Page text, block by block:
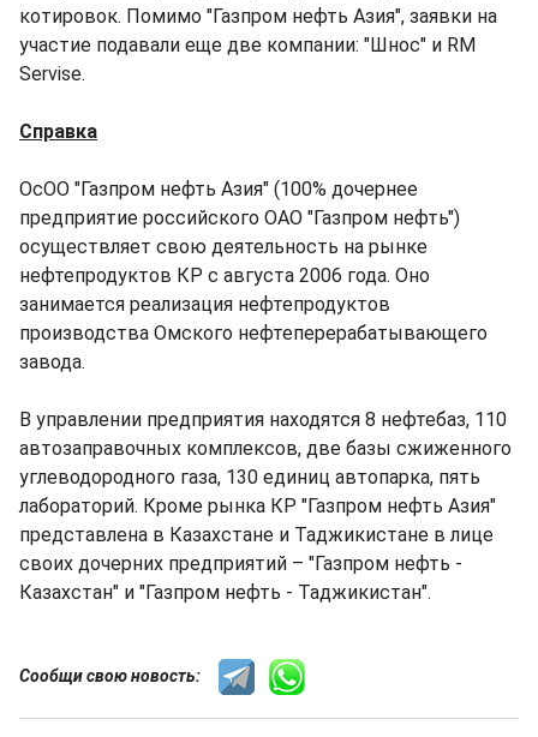
котировок. Помимо "Газпром нефть Азия", заявки на
участие подавали еще две компании: "Шнос" и RM
Servise.
Справка
ОсОО "Газпром нефть Азия" (100% дочернее
предприятие российского ОАО "Газпром нефть")
осуществляет свою деятельность на рынке
нефтепродуктов КР с августа 2006 года. Оно
занимается реализация нефтепродуктов
производства Омского нефтеперерабатывающего
завода.
В управлении предприятия находятся 8 нефтебаз, 110
автозаправочных комплексов, две базы сжиженного
углеводородного газа, 130 единиц автопарка, пять
лабораторий. Кроме рынка КР "Газпром нефть Азия"
представлена в Казахстане и Таджикистане в лице
своих дочерних предприятий – "Газпром нефть -
Казахстан" и "Газпром нефть - Таджикистан".
Сообщи свою новость: